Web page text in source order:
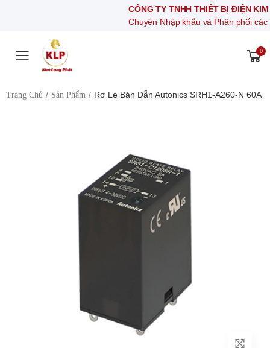
CÔNG TY TNHH THIẾT BỊ ĐIỆN KIM LONG
Chuyên Nhập khẩu và Phân phối các thiết bị
Toggle mobile menu
0
Trang Chủ Sản Phẩm Rơ Le Bán Dẫn Autonics SRH1-A260-N 60A